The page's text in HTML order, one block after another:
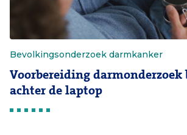
Bevolkingsonderzoek darmkanker
Voorbereiding
achter de laptop